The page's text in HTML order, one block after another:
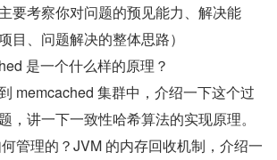
要考察你对问题的预见能力、解决能
目、问题解决的整体思路）
是一个什么样的原理？
memcached 集群中，介绍一下这个过
，讲一下一致性哈希算法的实现原理。
管理的？JVM 的内存回收机制，介绍一